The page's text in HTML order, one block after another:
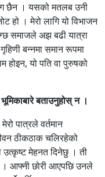
छैन । यसको मतलब उनी
हो । मेरो लागि यो विभाजन
समाजले अझ बढी यात्रा
बन्नमा समान रूपमा
होइन, यो पति वा पुरुषको
बताउनुहोस् न ।
पात्रले वर्तमान
ठीकठाक चलिरहेको
उत्कृष्ट मेहनत दिनेछु । ती
आफ्नी छोरी आएपछि उनले